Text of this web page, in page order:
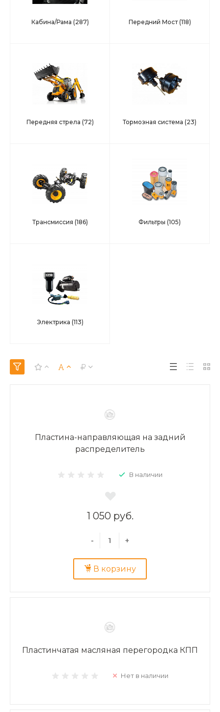
Кабина/Рама (287) Передний Мост(118)
Передняя стрела (72) Тормозная система (23)
Трансмиссия (186) Фильтры (105)
Электрика (113)
Пластина-направляющая на задний
распределитель
В наличии
1 050 руб.
- +
В корзину
Пластинчатая масляная перегородка КПП
Нет в наличии